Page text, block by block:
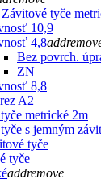
tyče
10,9
4,8add
Bez povrch.
ZN
8,8
A2
metrické 2m
s jemným
tyče
tyče
addremove